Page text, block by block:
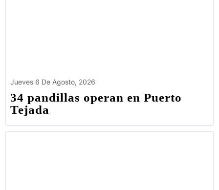
Jueves 6 De Agosto, 2026
34 pandillas operan en Puerto
Tejada